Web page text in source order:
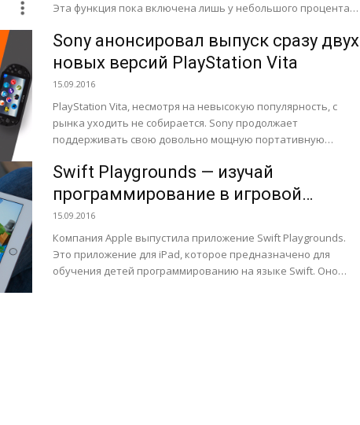
Эта функция пока включена лишь у небольшого процента
предупреждение...
Sony анонсировал выпуск сразу двух
новых версий PlayStation Vita
15.09.2016
PlayStation Vita, несмотря на невысокую популярность, с
рынка уходить не собирается. Sony продолжает
поддерживать свою довольно мощную портативную
Swift Playgrounds — изучай
программирование в игровой
форме [App Store]
15.09.2016
Компания Apple выпустила приложение Swift Playgrounds.
Это приложение для iPad, которое предназначено для
обучения детей программированию на языке Swift. Оно